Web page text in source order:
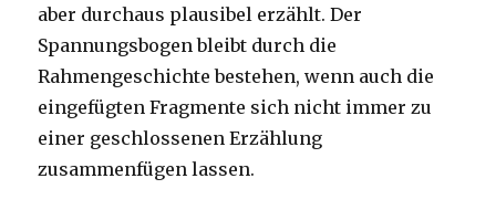
aber durchaus plausibel erzählt. Der
Spannungsbogen bleibt durch die
Rahmengeschichte bestehen, wenn auch die
eingefügten Fragmente sich nicht immer zu
einer geschlossenen Erzählung
zusammenfügen lassen.